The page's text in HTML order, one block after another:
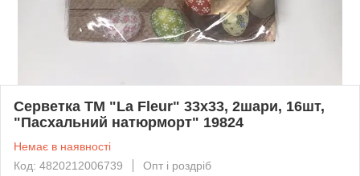
Серветка ТМ "La Fleur" 33х33, 2шари, 16шт,
"Пасхальний натюрморт" 19824
Немає в наявності
Код: 4820212006739
Опт і роздріб